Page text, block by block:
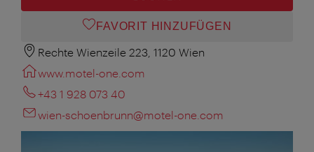
FAVORIT HINZUFÜGEN
Rechte Wienzeile 223, 1120 Wien
www.motel-one.com
+43 1 928 073 40
wien-schoenbrunn@motel-one.com